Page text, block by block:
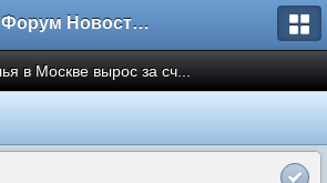
Форум Новостройки
в Москве вырос за сч...